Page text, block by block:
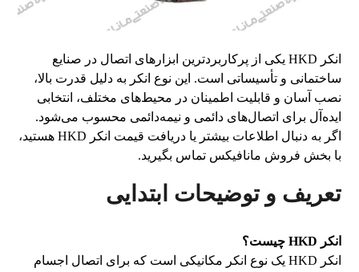
انکر HKD یکی از پرکاربردترین ابزارهای اتصال در صنایع
ساختمانی و تأسیساتی است. این نوع انکر به دلیل قدرت بالا،
نصب آسان و قابلیت اطمینان در محیط‌های مختلف، انتخابی
ایده‌آل برای اتصال‌های دائمی و نیمه‌دائمی محسوب می‌شود.
اگر به دنبال اطلاعات بیشتر یا دریافت قیمت انکر HKD هستید،
با بخش فروش مانافیکس تماس بگیرید.
تعریف و توضیحات ابتدایی
انکر
چیست؟
انکر HKD یک نوع انکر مکانیکی است که برای اتصال اجسام